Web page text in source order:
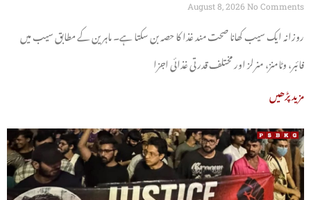
August 8, 2026 No Comments
روزانہ ایک سیب کھانا صحت مند غذا کا حصہ بن سکتا ہے۔ ماہرین کے مطابق سیب میں
فائبر، وٹامنز، منرلز اور مختلف قدرتی غذائی اجزا
مزید پڑھیں